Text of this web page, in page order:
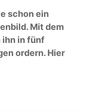
schon ein
Mit dem
ihn in fünf
ordern. Hier